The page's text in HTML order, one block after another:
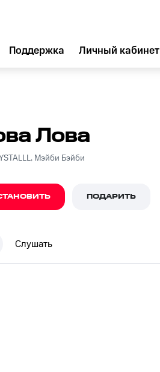
Поддержка Личный кабинет
Лова
Мэйби Бэйби
ПОДАРИТЬ
Слушать